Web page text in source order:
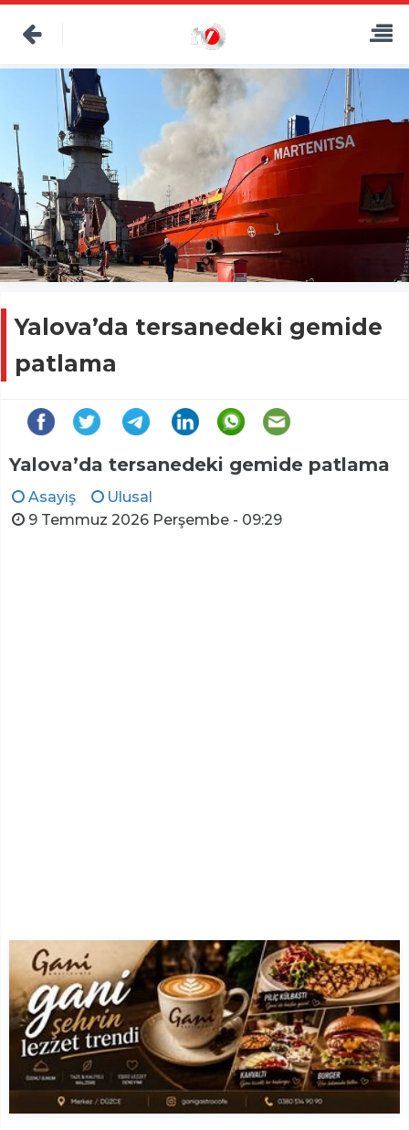
Yalova’da tersanedeki gemide
patlama
Yalova’da tersanedeki gemide patlama
Asayiş
Ulusal
9 Temmuz 2026 Perşembe - 09:29